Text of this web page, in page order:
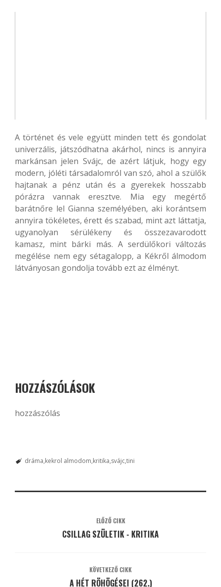
A történet és vele együtt minden tett és gondolat
univerzális, játszódhatna akárhol, nincs is annyira
markánsan jelen Svájc, de azért látjuk, hogy egy
modern, jóléti társadalomról van szó, ahol a szülők
hajtanak a pénz után és a gyerekek hosszabb
pórázra vannak eresztve. Mia egy megértő
barátnőre lel Gianna személyében, aki korántsem
annyira tökéletes, érett és szabad, mint azt láttatja,
ugyanolyan sérülékeny és összezavarodott
kamasz, mint bárki más. A serdülőkori változás
megélése nem egy sétagalopp, a Kékről álmodom
látványosan gondolja tovább ezt az élményt.
HOZZÁSZÓLÁSOK
hozzászólás
dráma kekrol almodom kritika svájctini
ELŐZŐ CIKK
CSILLAG SZÜLETIK - KRITIKA
KÖVETKEZŐ CIKK
A HÉT RÖHÖGÉSEI (262.)